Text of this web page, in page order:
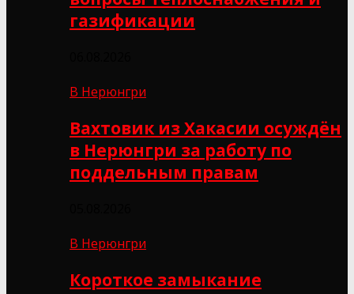
газификации
В Нерюнгри
Вахтовик из Хакасии осуждён
в Нерюнгри за работу по
поддельным правам
В Нерюнгри
Короткое замыкание